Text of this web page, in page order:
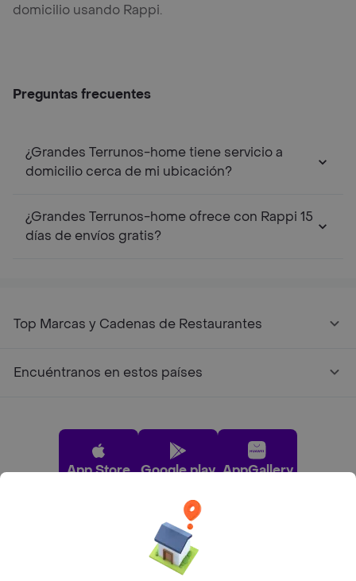
domicilio usando Rappi.
Preguntas frecuentes
¿Grandes Terrunos-home tiene servicio a
domicilio cerca de mi ubicación?
¿Grandes Terrunos-home ofrece con Rappi 15
días de envíos gratis?
Top Marcas y Cadenas de Restaurantes
Encuéntranos en estos países
App Store Google play AppGallery
Pide tu comida favorita cerca de ti